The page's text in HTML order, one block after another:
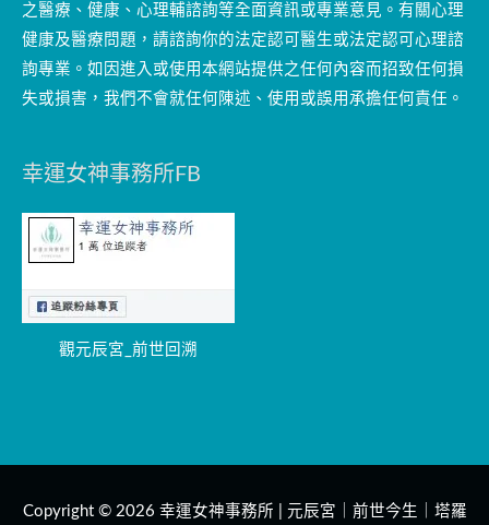
之醫療、健康、心理輔諮詢等全面資訊或專業意見。有關心理
健康及醫療問題，請諮詢你的法定認可醫生或法定認可心理諮
詢專業。如因進入或使用本網站提供之任何內容而招致任何損
失或損害，我們不會就任何陳述、使用或誤用承擔任何責任。
幸運女神事務所FB
觀元辰宮_前世回溯
Copyright © 2026 幸運女神事務所 | 元辰宮｜前世今生｜塔羅